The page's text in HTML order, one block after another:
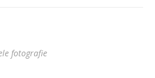
fotografie